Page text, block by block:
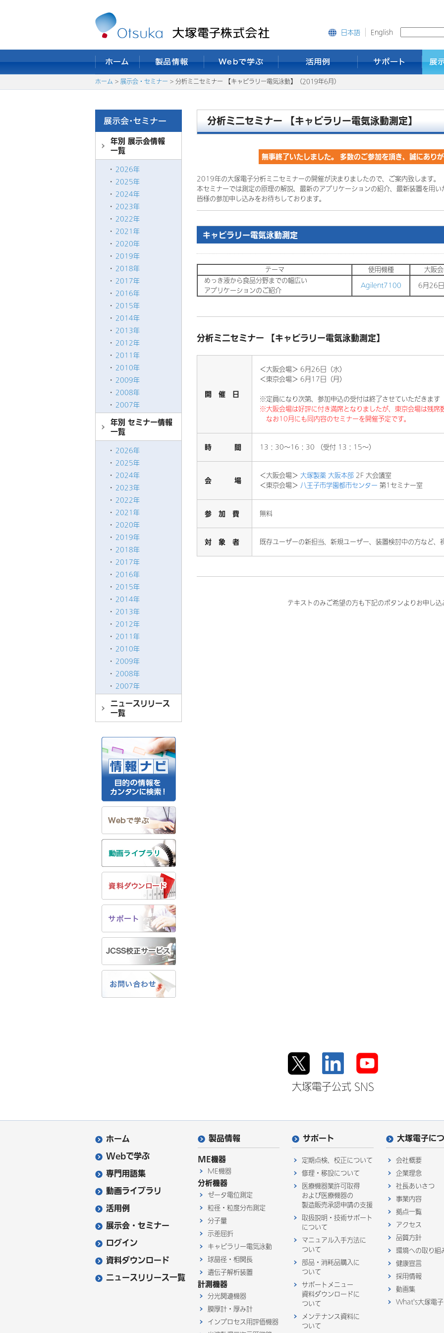
日本語
English
ホーム > 展示会・セミナー > 分析ミニセミナー 【キャピラリー電気泳動】（2019年6月）
年別 展示会情報
一覧
2026年
2025年
2024年
2023年
2022年
2021年
2020年
2019年
2018年
2017年
2016年
2015年
2014年
2013年
2012年
2011年
2010年
2009年
2008年
2007年
年別 セミナー情報
一覧
2026年
2025年
2024年
2023年
2022年
2021年
2020年
2019年
2018年
2017年
2016年
2015年
2014年
2013年
2012年
2011年
2010年
2009年
2008年
2007年
ニュースリリース
一覧
分析ミニセミナー 【キャピラリー電気泳動測定】
無事終了いたしました。 多数のご参加を頂き、誠にあり
2019年の大塚電子分析ミニセミナーの開催が決まりましたので、ご案内致します。
本セミナーでは測定の原理の解説、最新のアプリケーションの紹介、最新装置を用い
皆様の参加申し込みをお待ちしております。
キャピラリー電気泳動測定
テーマ 使用機種 大阪
めっき液から食品分野までの幅広い
アプリケーションのご紹介
Agilent7100 6月26
分析ミニセミナー 【キャピラリー電気泳動測定】
開 催 日
＜大阪会場＞ 6月26日（水）
＜東京会場＞ 6月17日（月）
※定員になり次第、参加申込の受付は終了させていただきます
※大阪会場は好評に付き満席となりましたが、東京会場は残席
なお10月にも同内容のセミナーを開催予定です。
時 間 13：30～16：30 （受付 13：15～）
会 場 ＜大阪会場＞ 大塚製薬 大阪本部 2F 大会議室
＜東京会場＞ 八王子市学園都市センター 第1セミナー室
参 加 費 無料
対 象 者 既存ユーザーの新担当、新規ユーザー、装置検討中の方など、
テキストのみご希望の方も下記のボタンよりお申し込
大塚電子公式 SNS
ホーム
Webで学ぶ
専門用語集
動画ライブラリ
活用例
展示会・セミナー
ログイン
資料ダウンロード
ニュースリリース一覧
製品情報
ME機器
ME機器
分析機器
ゼータ電位測定
粒径・粒度分布測定
分子量
示差屈折
キャピラリー電気泳動
球晶径・相関長
遺伝子解析装置
計測機器
分光関連機器
膜厚計・厚み計
インプロセス用評価機器
サポート
定期点検、校正について
修理・移設について
医療機器業許可取得
および医療機器の
製造販売承認申請の支援
取扱説明・技術サポート
について
マニュアル入手方法に
ついて
部品・消耗品購入に
ついて
サポートメニュー
資料ダウンロードに
ついて
メンテナンス資料に
ついて
大塚電子に
会社概要
企業理念
社長あいさつ
事業内容
拠点一覧
アクセス
品質方針
環境への取り組
健康宣言
採用情報
動画集
What's大塚電子